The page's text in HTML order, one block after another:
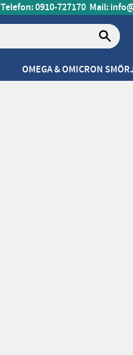
Telefon: 0910-727170 Mail:
OMEGA & OMICRON